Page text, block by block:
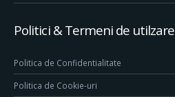
Politici & Termeni de utilzare
Politica de Confidentialitate
Politica de Cookie-uri